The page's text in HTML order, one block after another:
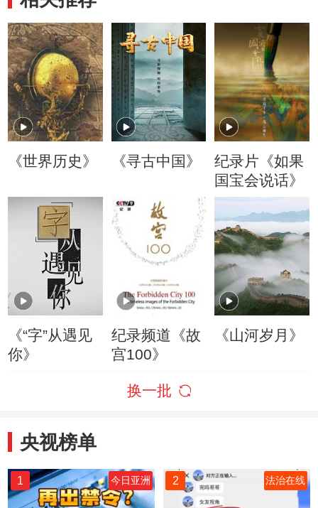
《世界历史》 《寻古中国》
纪录片《如果
国宝会说话》
《“字”从遇见
你》
纪录频道《故
宫100》
《山河岁月》
换一批
央视榜单
1 今日亚洲 2 法治在线